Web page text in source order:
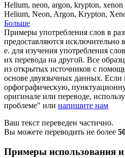
Helium, neon, argon, krypton, xenon
Helium, Neon, Argon, Krypton,
Больше
Примеры употребления слов в
предоставляются исключительно
е. для изучения употребления
их перевода на другой. Все
из открытых источников с
основе двуязычных данных.
орфографическую,
оригинале или переводе,
проблеме" или напишите нам
Ваш текст переведен частично.
Вы можете переводить не более
Примеры использования и